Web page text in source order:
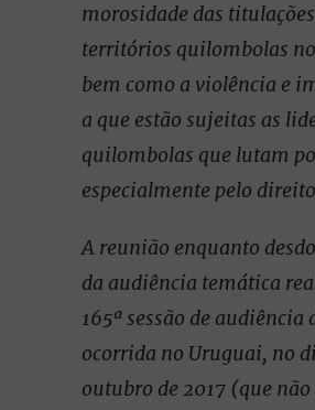
morosidade das
territórios quilombolas
bem como a violência e
a que estão sujeitas as
quilombolas que lutam
especialmente pelo
A reunião enquanto
da audiência temática
165ª sessão de audiência
ocorrida no Uruguai, no
outubro de 2017 (que